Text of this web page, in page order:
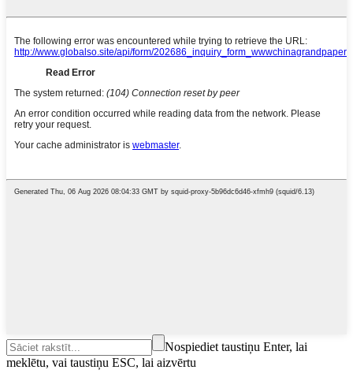
Nospiediet taustiņu Enter, lai
meklētu, vai taustiņu ESC, lai aizvērtu